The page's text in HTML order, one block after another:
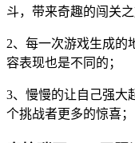
斗，带来奇趣的闯关之
2、每一次游戏生成的
容表现也是不同的；
3、慢慢的让自己强大
个挑战者更多的惊喜；